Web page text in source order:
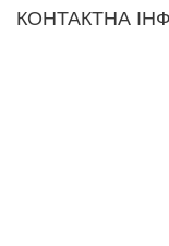
КОНТАКТНА